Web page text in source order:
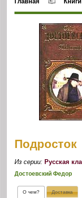
Подросток
Из серии: Русская
Достоевский Федор
О чем? Доставка